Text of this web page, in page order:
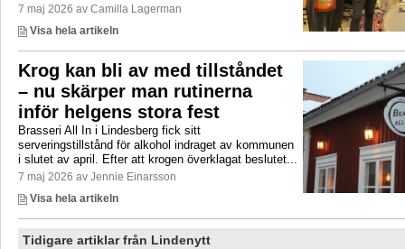
7 maj 2026 av Camilla Lagerman
Visa hela artikeln
Krog kan bli av med tillståndet
– nu skärper man rutinerna
inför helgens stora fest
Brasseri All In i Lindesberg fick sitt
serveringstillstånd för alkohol indraget av kommunen
i slutet av april. Efter att krogen överklagat beslutet...
7 maj 2026 av Jennie Einarsson
Visa hela artikeln
Tidigare artiklar från Lindenytt